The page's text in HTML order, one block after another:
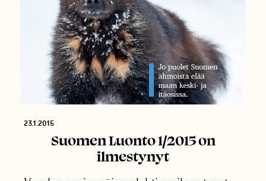
23.1.2015
Suomen Luonto 1/2015 on
ilmestynyt